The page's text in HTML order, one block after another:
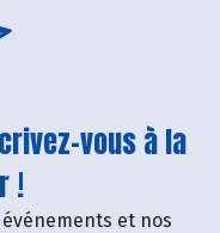
vous à la
!
et nos